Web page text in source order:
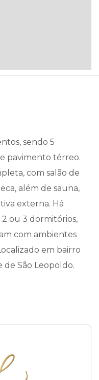
sendo 5
pavimento térreo.
com salão de
além de sauna,
externa. Há
ou 3 dormitórios,
com ambientes
em bairro
São Leopoldo.